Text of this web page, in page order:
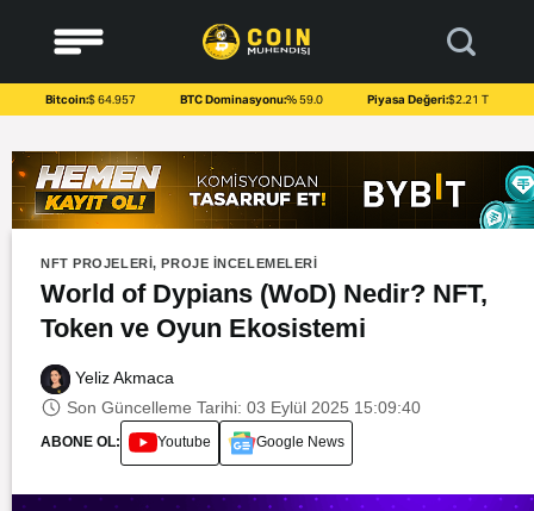
content
Bitcoin:$ 64.957 BTC Dominasyonu:% 59.0 Piyasa Değeri:$2.21 T
NFT PROJELERI,PROJE İNCELEMELERI
World of Dypians (WoD) Nedir? NFT,
Token ve Oyun Ekosistemi
Yeliz Akmaca
Son Güncelleme Tarihi: 03 Eylül 2025 15:09:40
ABONE OL: Youtube Google News